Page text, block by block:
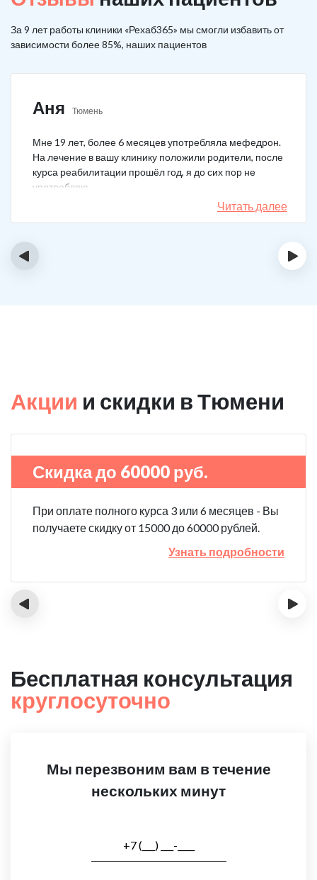
За 9 лет работы клиники «Рехаб365» мы смогли избавить от
зависимости более 85%, наших пациентов
Аня Тюмень
Мне 19 лет, более 6 месяцев употребляла мефедрон.
На лечение в вашу клинику положили родители, после
курса реабилитации прошёл год, я до сих пор не
употребляю.
Читать далее
‹ ›
Акции и скидки в Тюмени
Скидка до 60000 руб.
При оплате полного курса 3 или 6 месяцев - Вы
получаете скидку от 15000 до 60000 рублей.
Узнать подробности
‹ ›
Бесплатная консультация
круглосуточно
Мы перезвоним вам в течение
нескольких минут